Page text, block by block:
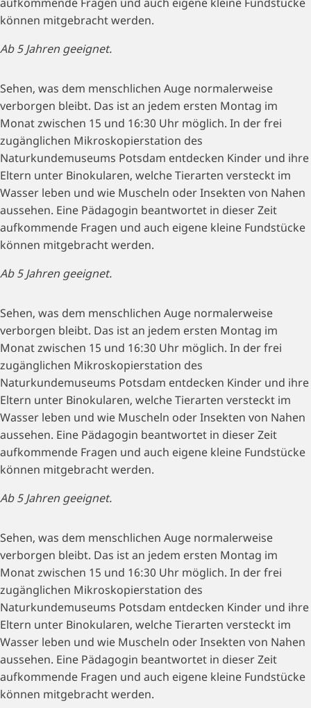
können mitgebracht werden.
Ab 5 Jahren geeignet.
Sehen, was dem menschlichen Auge normalerweise
verborgen bleibt. Das ist an jedem ersten Montag im
Monat zwischen 15 und 16:30 Uhr möglich. In der frei
zugänglichen Mikroskopierstation des
Naturkundemuseums Potsdam entdecken Kinder und ihre
Eltern unter Binokularen, welche Tierarten versteckt im
Wasser leben und wie Muscheln oder Insekten von Nahen
aussehen. Eine Pädagogin beantwortet in dieser Zeit
aufkommende Fragen und auch eigene kleine Fundstücke
können mitgebracht werden.
Ab 5 Jahren geeignet.
Sehen, was dem menschlichen Auge normalerweise
verborgen bleibt. Das ist an jedem ersten Montag im
Monat zwischen 15 und 16:30 Uhr möglich. In der frei
zugänglichen Mikroskopierstation des
Naturkundemuseums Potsdam entdecken Kinder und ihre
Eltern unter Binokularen, welche Tierarten versteckt im
Wasser leben und wie Muscheln oder Insekten von Nahen
aussehen. Eine Pädagogin beantwortet in dieser Zeit
aufkommende Fragen und auch eigene kleine Fundstücke
können mitgebracht werden.
Ab 5 Jahren geeignet.
Sehen, was dem menschlichen Auge normalerweise
verborgen bleibt. Das ist an jedem ersten Montag im
Monat zwischen 15 und 16:30 Uhr möglich. In der frei
zugänglichen Mikroskopierstation des
Naturkundemuseums Potsdam entdecken Kinder und ihre
Eltern unter Binokularen, welche Tierarten versteckt im
Wasser leben und wie Muscheln oder Insekten von Nahen
aussehen. Eine Pädagogin beantwortet in dieser Zeit
aufkommende Fragen und auch eigene kleine Fundstücke
können mitgebracht werden.